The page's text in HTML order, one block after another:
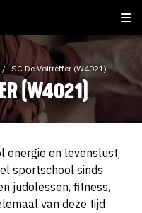
SC De Voltreffer (W4021)
(W4021)
energie en levenslust,
sportschool sinds
judolessen, fitness,
van deze tijd: